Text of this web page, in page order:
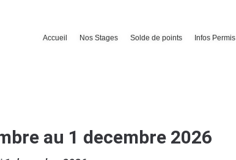
Accueil Nos Stages Solde de points Infos Permis
au 1 decembre 2026